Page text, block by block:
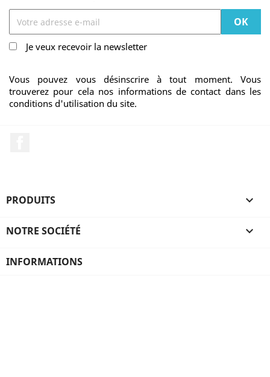
Je veux recevoir la newsletter
Vous pouvez vous désinscrire à tout moment. Vous
trouverez pour cela nos informations de contact dans les
conditions d'utilisation du site.
PRODUITS 
NOTRE SOCIÉTÉ 
INFORMATIONS